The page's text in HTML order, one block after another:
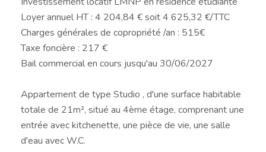
Loyer annuel HT : 4 204,84 € soit 4 625,32 €/TTC
Charges générales de copropriété /an : 515€
Taxe foncière : 217 €
Bail commercial en cours jusqu'au 30/06/2027
Appartement de type Studio , d'une surface habitable
totale de 21m², situé au 4ème étage, comprenant une
entrée avec kitchenette, une pièce de vie, une salle
d'eau avec W.C.